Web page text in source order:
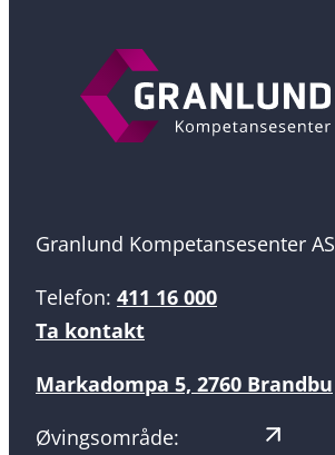
Granlund Kompetansesenter AS
Telefon: 411 16 000
Ta kontakt
Markadompa 5, 2760 Brandbu
Øvingsområde: